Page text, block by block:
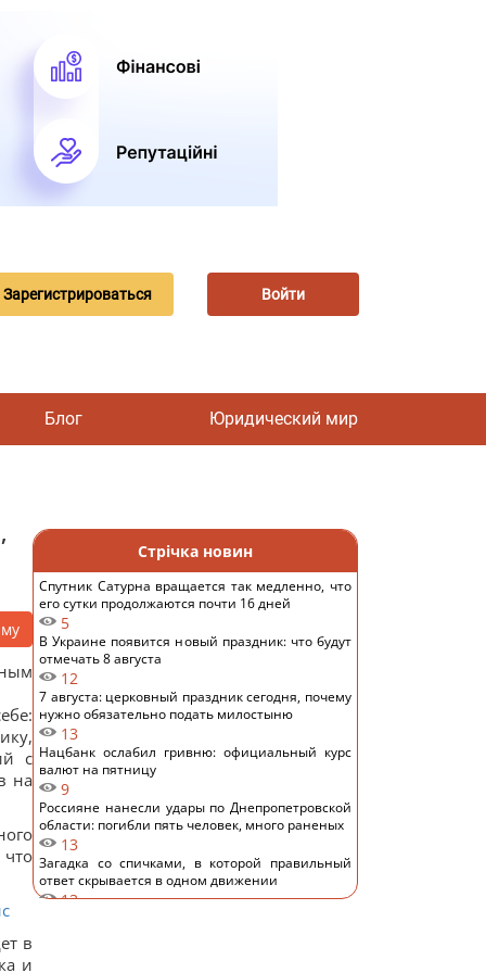
Зарегистрироваться Войти
Блог Юридический мир
с
на
в
и
Стрічка новин
Спутник Сатурна вращается так медленно, что
его сутки продолжаются почти 16 дней
5
В Украине появится новый праздник: что будут
отмечать 8 августа
12
7 августа: церковный праздник сегодня, почему
нужно обязательно подать милостыню
13
Нацбанк ослабил гривню: официальный курс
валют на пятницу
9
Россияне нанесли удары по Днепропетровской
области: погибли пять человек, много раненых
13
Загадка со спичками, в которой правильный
ответ скрывается в одном движении
13